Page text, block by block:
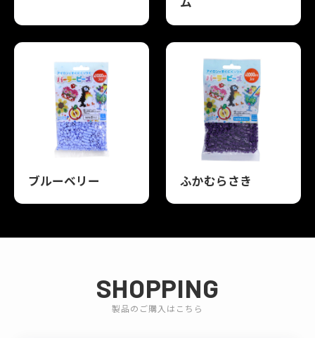
ブルーベリー ふかむらさき
SHOPPING
製品のご購入はこちら